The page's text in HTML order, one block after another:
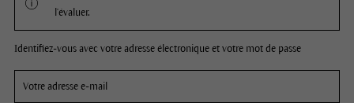
l'évaluer.
Identifiez-vous avec votre adresse électronique et votre mot de passe